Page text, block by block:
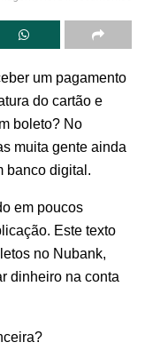
um pagamento
do cartão e
boleto? No
muita gente ainda
banco digital.
em poucos
Este texto
no Nubank,
dinheiro na conta